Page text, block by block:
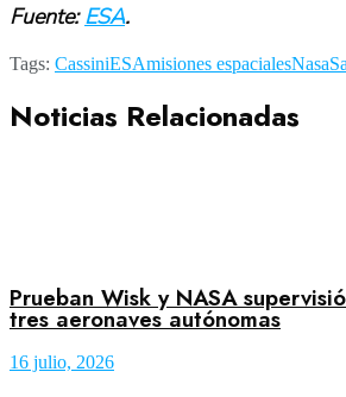
Fuente:ESA.
Tags: CassiniESAmisiones espacialesNasa
Noticias Relacionadas
Prueban Wisk y NASA
tres aeronaves autónomas
16 julio, 2026